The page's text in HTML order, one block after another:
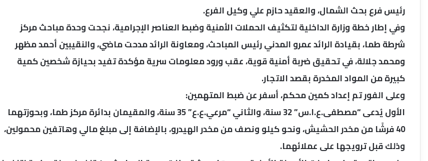
رئيس فرع بحث الشمال، والعقيد حازم علي وكيل الفرع.
وفي إطار خطة وزارة الداخلية لتكثيف الحملات الأمنية وضبط العناصر الإجرامية، نجحت وحدة مباحث مركز
شرطة طما، بقيادة الرائد عمرو المدني رئيس المباحث، ومعاونة الرائد مدحت ماضي، والنقيبين أحمد مظهر
ومحمد جلالة، في تحقيق ضربة أمنية قوية، عقب ورود معلومات سرية مؤكدة تفيد بحيازة شخصين كمية
كبيرة من المواد المخدرة بقصد الاتجار.
وعلى الفور تم إعداد كمين محكم، أسفر عن ضبط المتهمين:
الأول يُدعى “مصطفى.ع.ا.س” 32 سنة، والثاني “مرعي.ع.ع” 35 سنة، والمقيمان بدائرة مركز طما، وبحوزتهما
40 فرشًا من مخدر الحشيش، ونحو كيلو ونصف من مخدر الهيدرو، بالإضافة إلى مبلغ مالي وهاتفين محمولين،
وذلك قبل ترويجها على عملائهما.